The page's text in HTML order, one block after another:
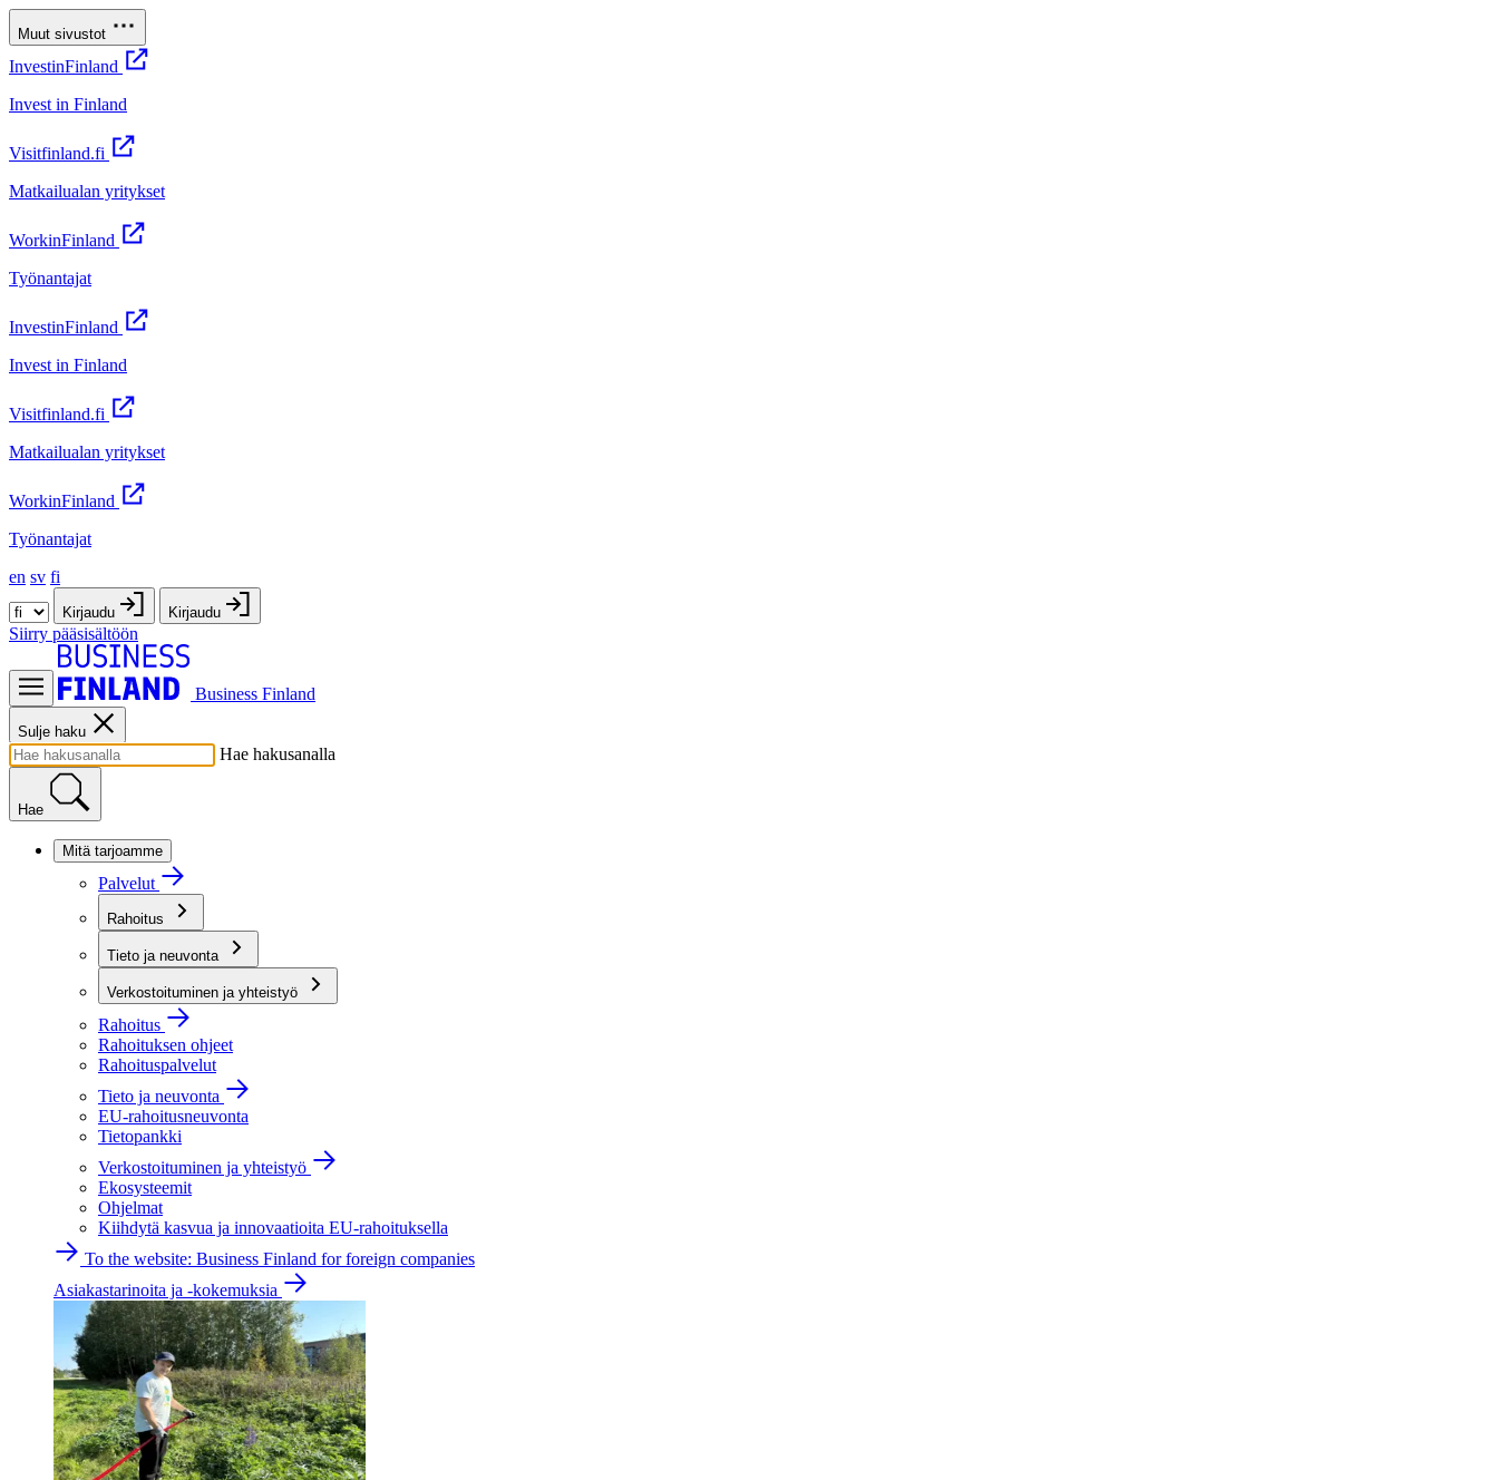
Muut sivustot
InvestinFinland
Invest in Finland
Visitfinland.fi
Matkailualan yritykset
WorkinFinland
Työnantajat
InvestinFinland
Invest in Finland
Visitfinland.fi
Matkailualan yritykset
WorkinFinland
Työnantajat
en sv fi
Kirjaudu Kirjaudu
Siirry pääsisältöön
Business Finland
Sulje haku
Hae hakusanalla
Hae
Mitä tarjoamme
Palvelut
Rahoitus
Tieto ja neuvonta
Verkostoituminen ja yhteistyö
Rahoitus
Rahoituksen ohjeet
Rahoituspalvelut
Tieto ja neuvonta
EU-rahoitusneuvonta
Tietopankki
Verkostoituminen ja yhteistyö
Ekosysteemit
Ohjelmat
Kiihdytä kasvua ja innovaatioita EU-rahoituksella
To the website: Business Finland for foreign companies
Asiakastarinoita ja -kokemuksia